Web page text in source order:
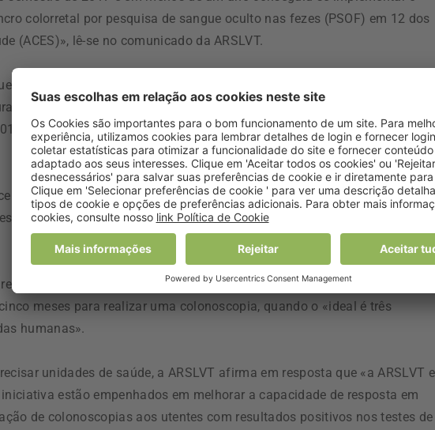
colorretal por pesquisa de sangue oculto nas fezes (PSOF) em 12 dos
(ACES)», lê-se no comunicado da ARSLVT.
na região de Lisboa até ao final do ano «a cobertura geográfica será de
todos os ACES da Região estarão a fazer o despiste» e que a ARSLVT
o rastreio implementado em 90 ACES, o que, precisa o documento,
de 3.800 testes de PSOF no âmbito deste programa aos utentes com
utentes estão inscritos em 46 unidades de saúde dos 12 ACES acima
após o resultado positivo na pesquisa de sangue oculto nas
meses para realizar uma colonoscopia, quando o «ideal é três
humanas».
unidades de saúde, a ARSLVT afirma em resposta que «a ARSLVT e
estão empenhados em melhorar a capacidade de resposta em
de colonoscopias aos utentes com resultados positivos nos testes de